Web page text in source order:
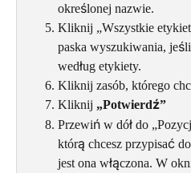
określonej nazwie.
Kliknij „Wszystkie
paska wyszukiwania,
według etykiety.
Kliknij zasób, którego
Kliknij „Potwierdź”
Przewiń w dół do
którą chcesz przypisać
jest ona włączona. W